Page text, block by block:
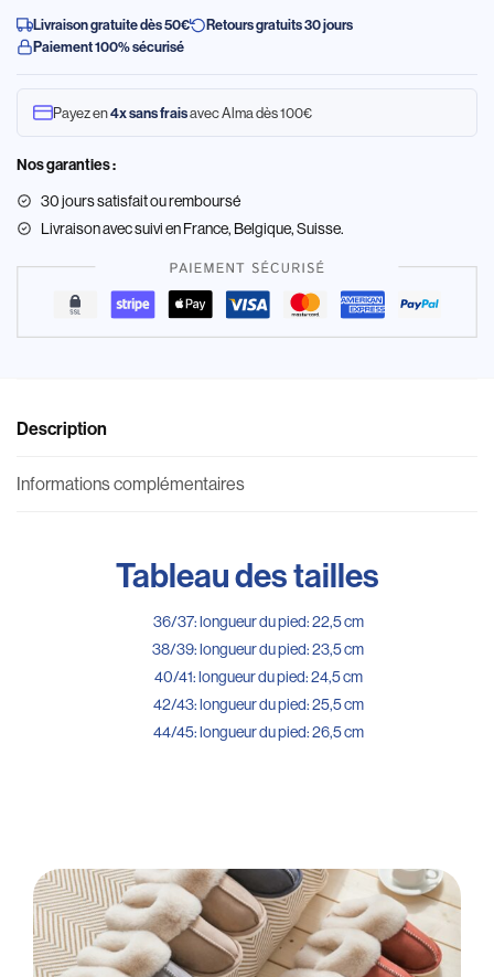
Livraison gratuite dès 50€
Retours gratuits 30 jours
Paiement 100% sécurisé
Payez en4x sans fraisavec Alma dès 100€
Nos garanties :
30 jours satisfait ou remboursé
Livraisonavec suivi en France, Belgique, Suisse.
Description
Informations complémentaires
Tableau des tailles
36/37: longueur du pied: 22,5 cm
38/39: longueur du pied: 23,5 cm
40/41: longueur du pied: 24,5 cm
42/43: longueur du pied: 25,5 cm
44/45: longueur du pied: 26,5 cm